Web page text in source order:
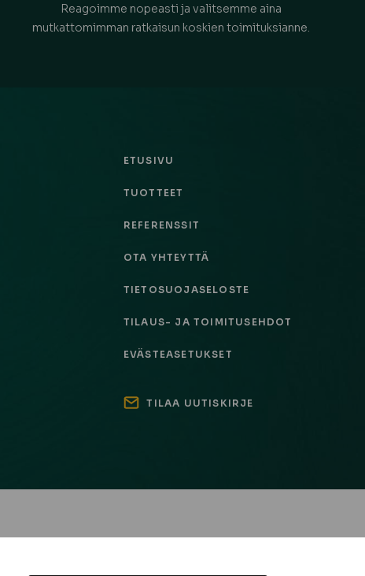
Reagoimme nopeasti ja valitsemme aina
mutkattomimman ratkaisun koskien toimituksianne.
ETUSIVU
TUOTTEET
REFERENSSIT
OTA YHTEYTTÄ
TIETOSUOJASELOSTE
TILAUS- JA TOIMITUSEHDOT
EVÄSTEASETUKSET
TILAA UUTISKIRJE